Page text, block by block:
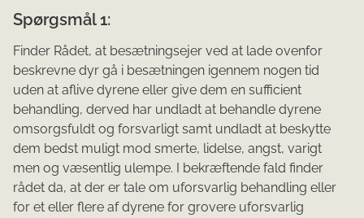
Spørgsmål 1:
Finder Rådet, at besætningsejer ved at lade ovenfor
beskrevne dyr gå i besætningen igennem nogen tid
uden at aflive dyrene eller give dem en sufficient
behandling, derved har undladt at behandle dyrene
omsorgsfuldt og forsvarligt samt undladt at beskytte
dem bedst muligt mod smerte, lidelse, angst, varigt
men og væsentlig ulempe. I bekræftende fald finder
rådet da, at der er tale om uforsvarlig behandling eller
for et eller flere af dyrene for grovere uforsvarlig